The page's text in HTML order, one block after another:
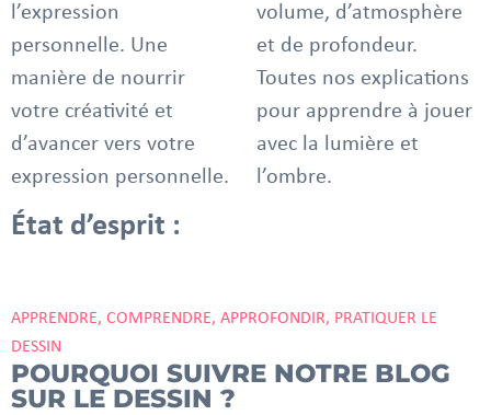
l’expression
personnelle. Une
manière de nourrir
votre créativité et
d’avancer vers votre
expression personnelle.
État d’esprit :
volume, d’atmosphère
et de profondeur.
Toutes nos explications
pour apprendre à jouer
avec la lumière et
l’ombre.
APPRENDRE, COMPRENDRE, APPROFONDIR, PRATIQUER LE
DESSIN
POURQUOI SUIVRE NOTRE BLOG
SUR LE DESSIN ?